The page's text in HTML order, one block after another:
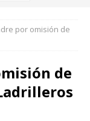
por omisión de
de